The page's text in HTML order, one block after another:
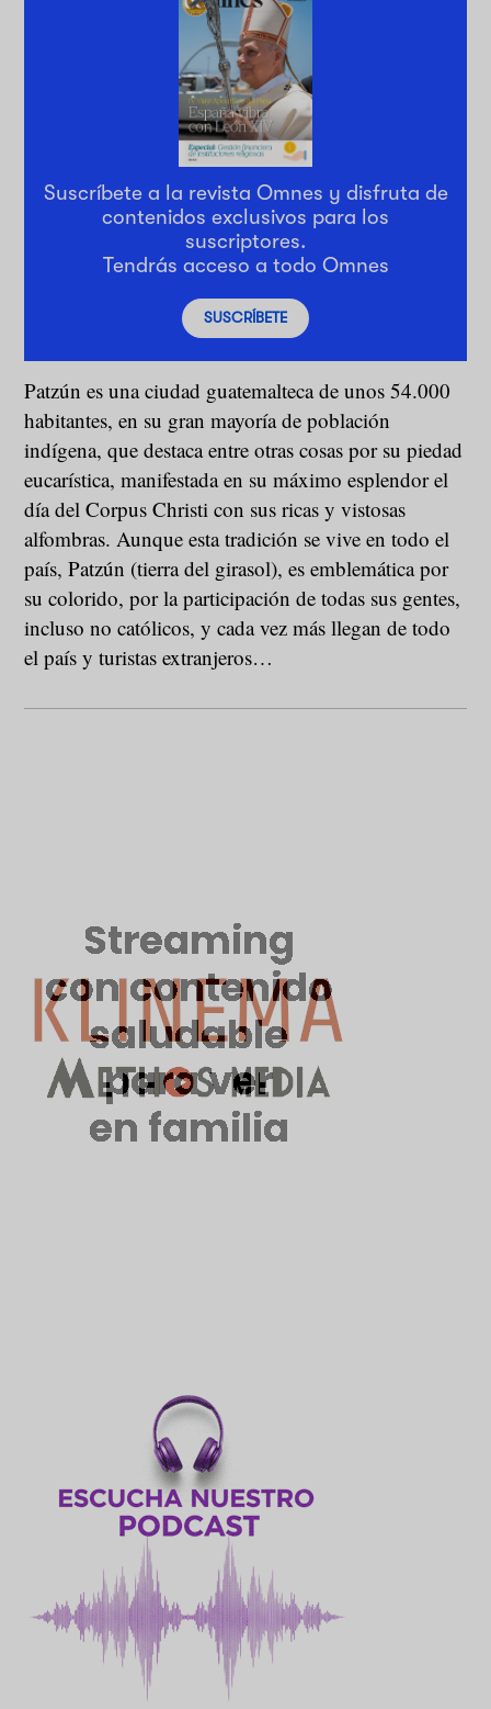
Suscríbete a la revista Omnes y disfruta de
contenidos exclusivos para los
suscriptores.
Tendrás acceso a todo Omnes
SUSCRÍBETE
Patzún es una ciudad guatemalteca de unos 54.000
habitantes, en su gran mayoría de población
indígena, que destaca entre otras cosas por su piedad
eucarística, manifestada en su máximo esplendor el
día del Corpus Christi con sus ricas y vistosas
alfombras. Aunque esta tradición se vive en todo el
país, Patzún (tierra del girasol), es emblemática por
su colorido, por la participación de todas sus gentes,
incluso no católicos, y cada vez más llegan de todo
el país y turistas extranjeros…